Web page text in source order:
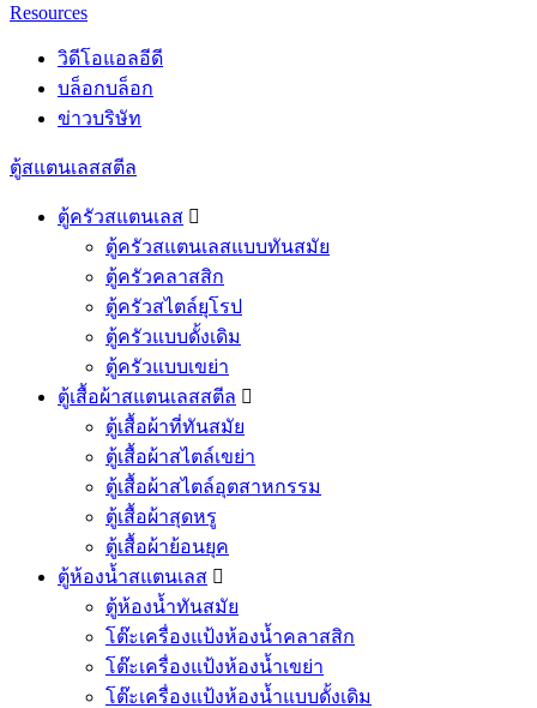
Resources
วิดีโอแอลอีดี
บล็อกบล็อก
ข่าวบริษัท
ตู้สแตนเลสสตีล
ตู้ครัวสแตนเลส 
ตู้ครัวสแตนเลสแบบทันสมัย
ตู้ครัวคลาสสิก
ตู้ครัวสไตล์ยุโรป
ตู้ครัวแบบดั้งเดิม
ตู้ครัวแบบเขย่า
ตู้เสื้อผ้าสแตนเลสสตีล 
ตู้เสื้อผ้าที่ทันสมัย
ตู้เสื้อผ้าสไตล์เขย่า
ตู้เสื้อผ้าสไตล์อุตสาหกรรม
ตู้เสื้อผ้าสุดหรู
ตู้เสื้อผ้าย้อนยุค
ตู้ห้องน้ำสแตนเลส 
ตู้ห้องน้ำทันสมัย
โต๊ะเครื่องแป้งห้องน้ำคลาสสิก
โต๊ะเครื่องแป้งห้องน้ำเขย่า
โต๊ะเครื่องแป้งห้องน้ำแบบดั้งเดิม